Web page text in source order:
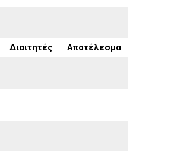
Διαιτητές
Αποτέλεσμα